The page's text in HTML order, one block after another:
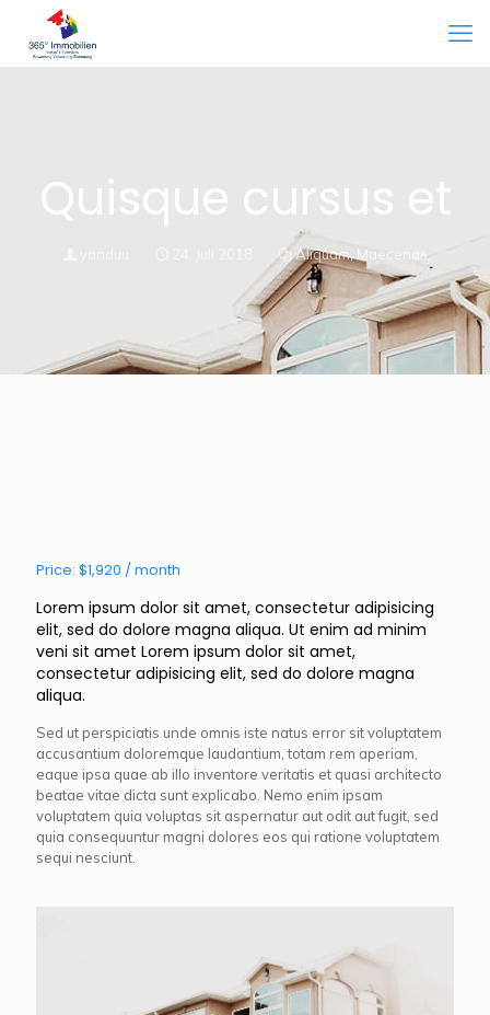
Quisque cursus et
Aliquam,Maecenas
Price: $1,920 / month
Lorem ipsum dolor sit amet, consectetur adipisicing
elit, sed do dolore magna aliqua. Ut enim ad minim
veni sit amet Lorem ipsum dolor sit amet,
consectetur adipisicing elit, sed do dolore magna
aliqua.
Sed ut perspiciatis unde omnis iste natus error sit voluptatem
accusantium doloremque laudantium, totam rem aperiam,
eaque ipsa quae ab illo inventore veritatis et quasi architecto
beatae vitae dicta sunt explicabo. Nemo enim ipsam
voluptatem quia voluptas sit aspernatur aut odit aut fugit, sed
quia consequuntur magni dolores eos qui ratione voluptatem
sequi nesciunt.